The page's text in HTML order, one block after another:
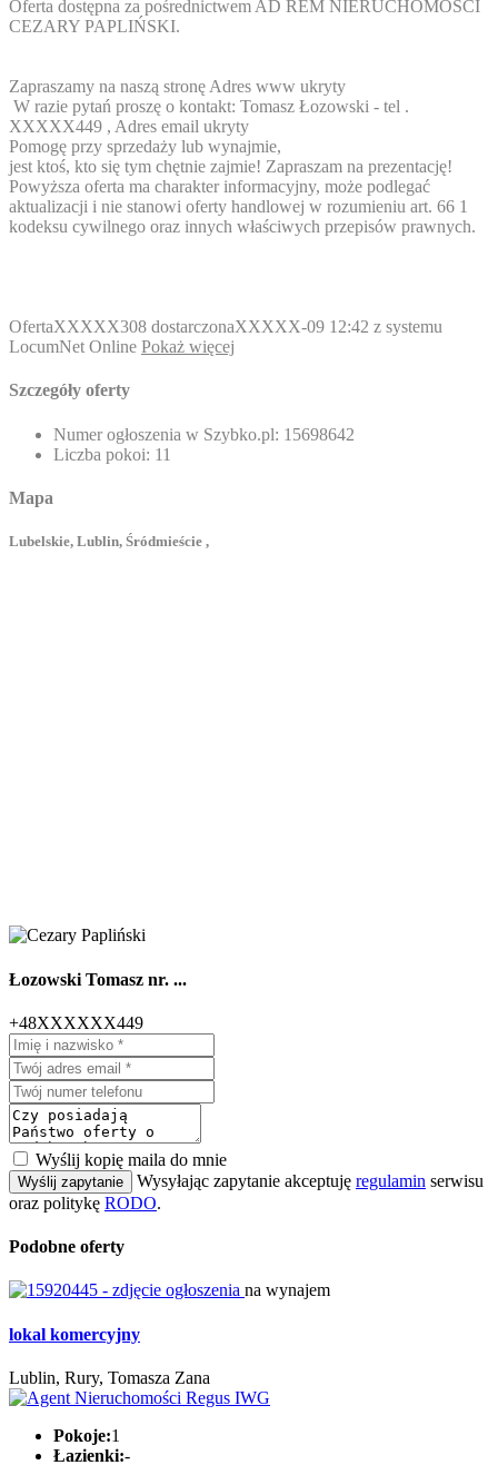
Oferta dostępna za pośrednictwem AD REM NIERUCHOMOŚCI
CEZARY PAPLIŃSKI.
Zapraszamy na naszą stronę Adres www ukryty
W razie pytań proszę o kontakt: Tomasz Łozowski - tel .
XXXXX449 , Adres email ukryty
Pomogę przy sprzedaży lub wynajmie,
jest ktoś, kto się tym chętnie zajmie! Zapraszam na prezentację!
Powyższa oferta ma charakter informacyjny, może podlegać
aktualizacji i nie stanowi oferty handlowej w rozumieniu art. 66 1
kodeksu cywilnego oraz innych właściwych przepisów prawnych.
OfertaXXXXX308 dostarczonaXXXXX-09 12:42 z systemu
LocumNet Online Pokaż więcej
Szczegóły oferty
Numer ogłoszenia w Szybko.pl: 15698642
Liczba pokoi: 11
Mapa
Lubelskie, Lublin, Śródmieście ,
Łozowski Tomasz nr. ...
+48XXXXXX449
Wyślij kopię maila do mnie
Wyślij zapytanie Wysyłając zapytanie akceptuję regulamin serwisu
oraz politykę RODO.
Podobne oferty
na wynajem
lokal komercyjny
Lublin, Rury, Tomasza Zana
Pokoje:1
Łazienki:-